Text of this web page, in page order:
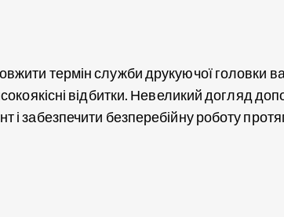
термін служби друкуючої головки
відбитки. Невеликий догляд
і забезпечити безперебійну роботу